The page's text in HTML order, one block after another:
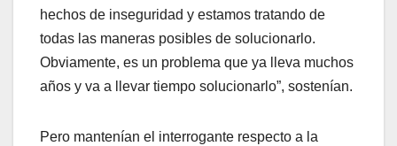
hechos de inseguridad y estamos tratando de
todas las maneras posibles de solucionarlo.
Obviamente, es un problema que ya lleva muchos
años y va a llevar tiempo solucionarlo”, sostenían.
Pero mantenían el interrogante respecto a la